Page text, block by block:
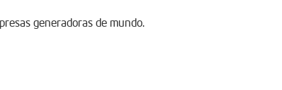
generadoras de mundo.